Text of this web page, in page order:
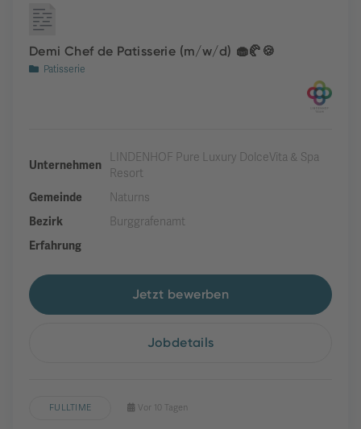
Demi Chef de Patisserie (m/w/d) 🧁🥐🍪
Patisserie
Unternehmen
LINDENHOF Pure Luxury DolceVita & Spa
Resort
Gemeinde
Naturns
Bezirk
Burggrafenamt
Erfahrung
Jetzt bewerben
Jobdetails
FULLTIME Vor 10 Tagen